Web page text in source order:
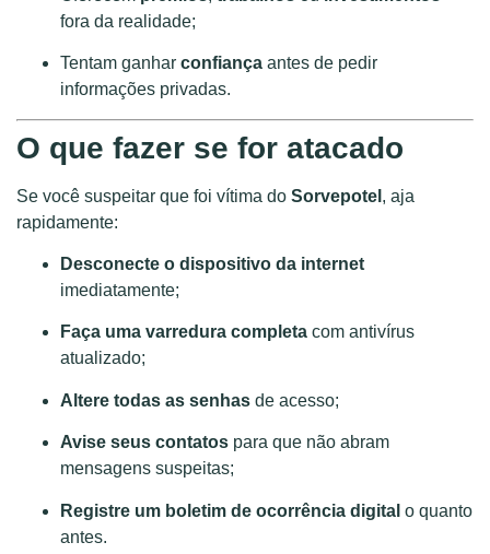
fora da realidade;
Tentam ganhar confiança antes de pedir
informações privadas.
O que fazer se for atacado
Se você suspeitar que foi vítima do Sorvepotel , aja
rapidamente:
Desconecte o dispositivo da internet
imediatamente;
Faça uma varredura completa com antivírus
atualizado;
Altere todas as senhas de acesso;
Avise seus contatos para que não abram
mensagens suspeitas;
Registre um boletim de ocorrência digital o quanto
antes.